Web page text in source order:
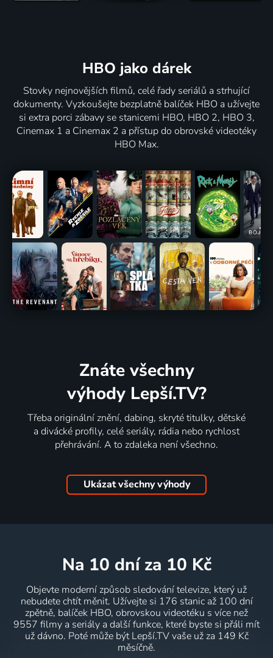
HBO jako dárek
Stovky nejnovějších filmů, celé řady seriálů a strhující
dokumenty. Vyzkoušejte bezplatně balíček HBO a užívejte
si extra porci zábavy se stanicemi HBO, HBO 2, HBO 3,
Cinemax 1 a Cinemax 2 a přístup do obrovské videotéky
HBO Max.
Znáte všechny
výhody Lepší.TV?
Třeba originální znění, dabing, skryté titulky, dětské
a divácké profily, celé seriály, rádia nebo rychlost
přehrávání. A to zdaleka není všechno.
Ukázat všechny výhody
na 10 dní za 10 Kč
Objevte moderní způsob sledování televize, který už
nebudete chtít měnit. Užívejte si 176 stanic až 100 dní
zpětně, balíček HBO, obrovskou videotéku s více než
9557 filmy a seriály a další funkce, které byste si přáli mít
už dávno. Poté může být Lepší.TV vaše už za 149 Kč
měsíčně.